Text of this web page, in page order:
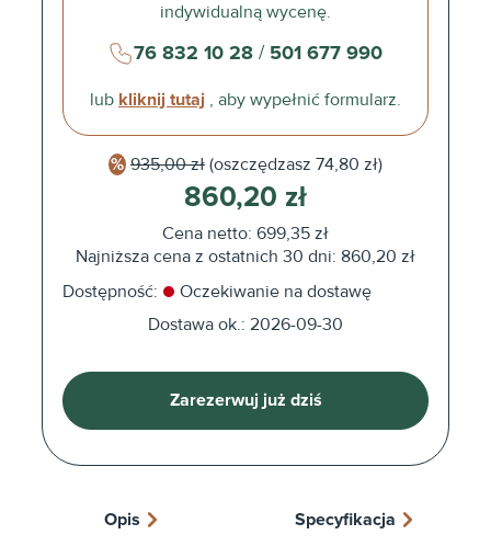
indywidualną wycenę.
76 832 10 28/ 501 677 990
lub kliknij tutaj , aby wypełnić formularz.
935,00 zł (oszczędzasz 74,80 zł)
860,20 zł
Cena netto: 699,35 zł
Najniższa cena z ostatnich 30 dni: 860,20 zł
Dostępność:
Oczekiwanie na dostawę
Dostawa ok.: 2026-09-30
Zarezerwuj już dziś
Opis Specyfikacja